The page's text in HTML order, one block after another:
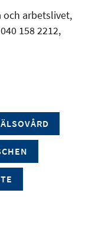
och arbetslivet,
158 2212,